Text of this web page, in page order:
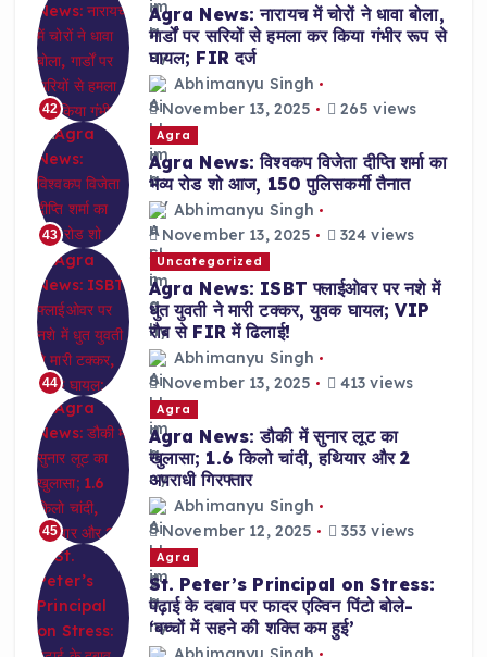
42
Agra News: नारायच में चोरों ने धावा बोला,
गार्डों पर सरियों से हमला कर किया गंभीर रूप से
घायल; FIR दर्ज
Abhimanyu Singh
November 13, 2025
265 views
43
Agra
Agra News: विश्वकप विजेता दीप्ति शर्मा का
भव्य रोड शो आज, 150 पुलिसकर्मी तैनात
Abhimanyu Singh
November 13, 2025
324 views
44
Uncategorized
Agra News: ISBT फ्लाईओवर पर नशे में
धुत युवती ने मारी टक्कर, युवक घायल; VIP
रौब से FIR में ढिलाई!
Abhimanyu Singh
November 13, 2025
413 views
45
Agra
Agra News: डौकी में सुनार लूट का
खुलासा; 1.6 किलो चांदी, हथियार और 2
अपराधी गिरफ्तार
Abhimanyu Singh
November 12, 2025
353 views
Agra
St. Peter’s Principal on Stress:
पढ़ाई के दबाव पर फादर एल्विन पिंटो बोले-
‘बच्चों में सहने की शक्ति कम हुई’